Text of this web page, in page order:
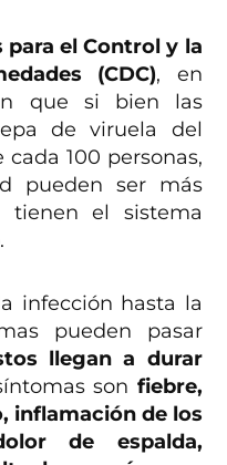
para el Control y la
(CDC), en
que si bien las
de viruela del
100 personas,
pueden ser más
tienen el sistema
infección hasta la
pueden pasar
llegan a durar
son fiebre,
inflamación de los
de espalda,